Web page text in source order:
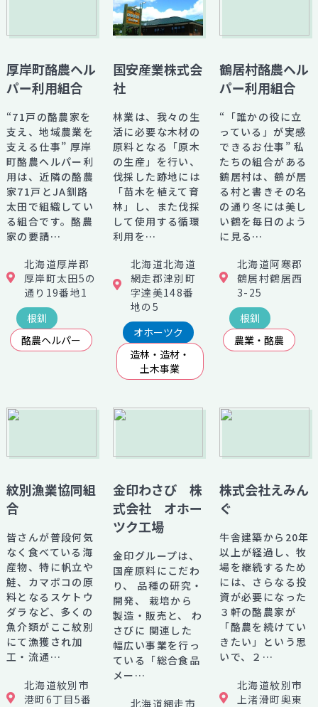
厚岸町酪農ヘル
パー利用組合
“71戸の酪農家を
支え、地域農業を
支える仕事” 厚岸
町酪農ヘルパー利
用は、近隣の酪農
家71戸とJA釧路
太田で組織してい
る組合です。酪農
家の要請…
北海道厚岸郡
厚岸町太田5の
通り19番地1
根釧
酪農ヘルパー
国安産業株式会
社
林業は、我々の生
活に必要な木材の
原料となる「原木
の生産」を行い、
伐採した跡地には
「苗木を植えて育
林」し、また伐採
して使用する循環
利用を…
北海道北海道
網走郡津別町
字達美148番
地の5
オホーツク
造林・造材・
土木事業
鶴居村酪農ヘル
パー利用組合
“「誰かの役に立
っている」が実感
できるお仕事” 私
たちの組合がある
鶴居村は、鶴が居
る村と書きその名
の通り冬には美し
い鶴を毎日のよう
に見る…
北海道阿寒郡
鶴居村鶴居西
3-25
根釧
農業・酪農
紋別漁業協同組
合
皆さんが普段何気
なく食べている海
産物、特に帆立や
鮭、カマボコの原
料となるスケトウ
ダラなど、多くの
魚介類がここ紋別
にて漁獲され加
工・流通…
北海道紋別市
港町6丁目5番
金印わさび 株
式会社 オホー
ツク工場
金印グループは、
国産原料にこだわ
り、 品種の研究・
開発、 栽培から
製造・販売と、 わ
さびに 関連した
幅広い事業を行っ
ている「総合食品
メー…
北海道網走市
株式会社えみん
ぐ
牛舎建築から20年
以上が経過し、牧
場を継続するため
には、さらなる投
資が必要になった
３軒の酪農家が
「酪農を続けてい
きたい」という思
いで、２…
北海道紋別市
上渚滑町奥東